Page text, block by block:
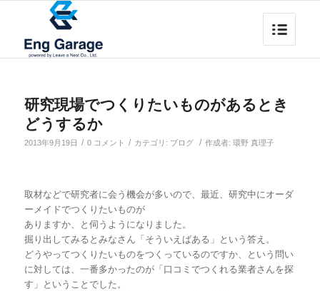
研究現場でつくりたいものがあるとき
どうするか
2013年9月19日 / 0 コメント / カテゴリ: ブログ / 作成者: 環野 真理子
取材などで研究者に会う機会が多いので、最近、研究中にオーダ
ーメイドでつくりたいものが
ありますか、と伺うようになりました。
掘り出してみるとみなさん「そういえばある」という答え。
どうやってつくりたいものをつくっているのですか、という問い
に対しては、一番多かったのが「口コミでつくれる業者さんを探
す」ということでした。